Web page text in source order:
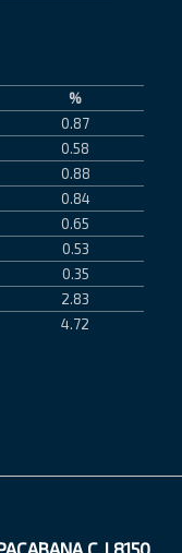
%
0.87
0.58
0.88
0.84
0.65
0.53
0.35
2.83
4.72
C J 8150